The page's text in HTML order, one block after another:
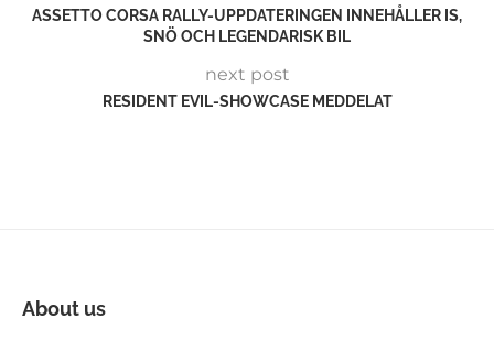
ASSETTO CORSA RALLY-UPPDATERINGEN INNEHÅLLER IS,
SNÖ OCH LEGENDARISK BIL
next post
RESIDENT EVIL-SHOWCASE MEDDELAT
About us